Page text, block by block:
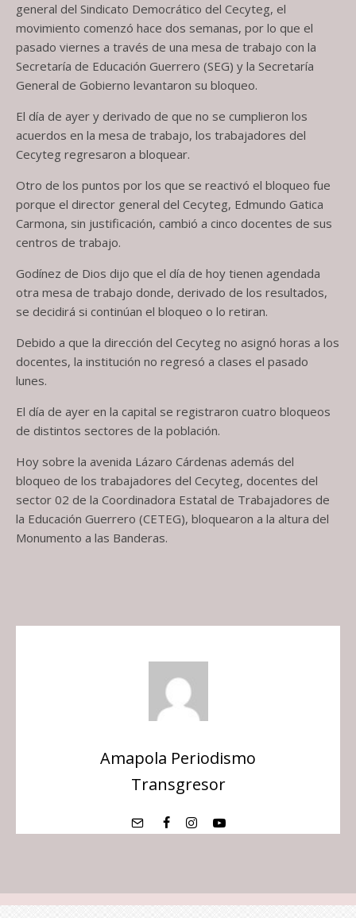
general del Sindicato Democrático del Cecyteg, el
movimiento comenzó hace dos semanas, por lo que el
pasado viernes a través de una mesa de trabajo con la
Secretaría de Educación Guerrero (SEG) y la Secretaría
General de Gobierno levantaron su bloqueo.
El día de ayer y derivado de que no se cumplieron los
acuerdos en la mesa de trabajo, los trabajadores del
Cecyteg regresaron a bloquear.
Otro de los puntos por los que se reactivó el bloqueo fue
porque el director general del Cecyteg, Edmundo Gatica
Carmona, sin justificación, cambió a cinco docentes de sus
centros de trabajo.
Godínez de Dios dijo que el día de hoy tienen agendada
otra mesa de trabajo donde, derivado de los resultados,
se decidirá si continúan el bloqueo o lo retiran.
Debido a que la dirección del Cecyteg no asignó horas a los
docentes, la institución no regresó a clases el pasado
lunes.
El día de ayer en la capital se registraron cuatro bloqueos
de distintos sectores de la población.
Hoy sobre la avenida Lázaro Cárdenas además del
bloqueo de los trabajadores del Cecyteg, docentes del
sector 02 de la Coordinadora Estatal de Trabajadores de
la Educación Guerrero (CETEG), bloquearon a la altura del
Monumento a las Banderas.
Amapola Periodismo
Transgresor